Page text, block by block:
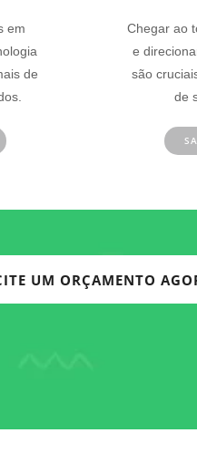
em
de
Chegar ao
e
são
de
UM ORÇAMENTO